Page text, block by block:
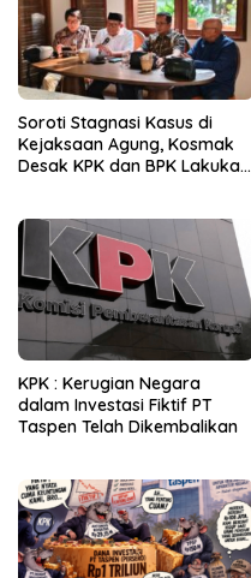
Soroti Stagnasi Kasus di
Kejaksaan Agung, Kosmak
Desak KPK dan BPK Lakukan
KPK : Kerugian Negara
dalam Investasi Fiktif PT
Taspen Telah Dikembalikan